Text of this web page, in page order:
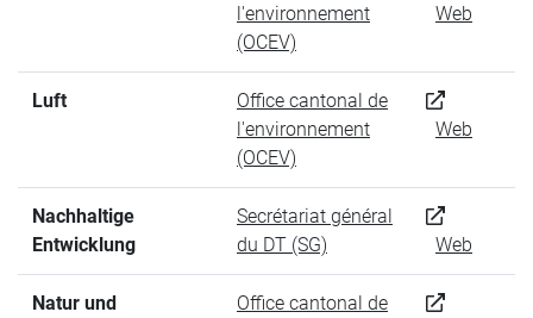
l'environnement
(OCEV)
Web
Luft
Office cantonal de
l'environnement
(OCEV)
Web
Nachhaltige
Entwicklung
Secrétariat général
du DT (SG)
Web
Natur und
Office cantonal de